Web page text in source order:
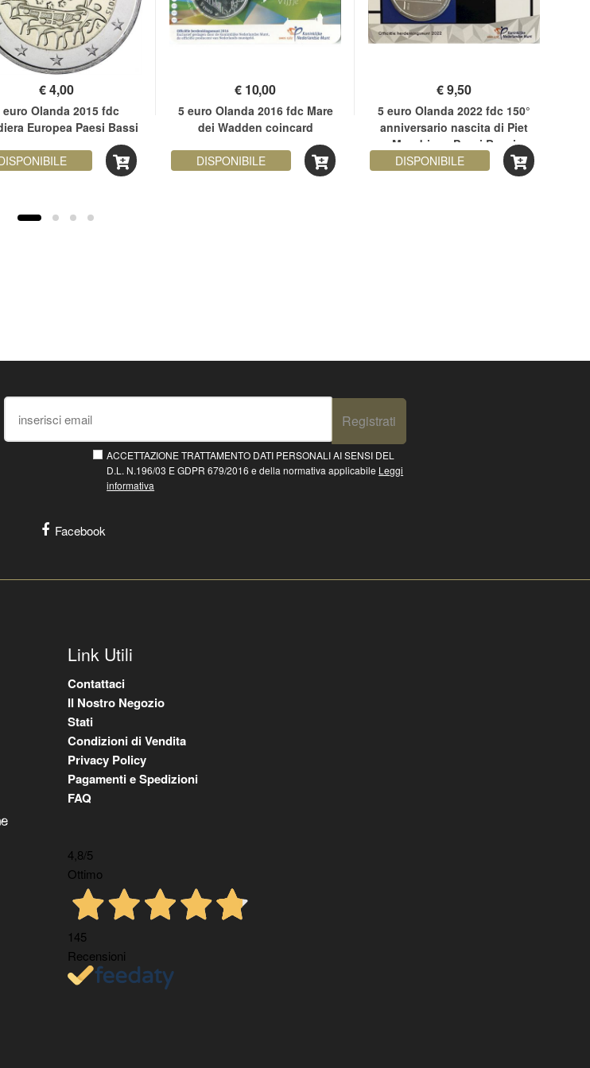
€4,00
euro Olanda 2015 fdc
Europea Paesi Bassi
€ 10,00
5 euro Olanda 2016 fdc Mare
dei Wadden coincard
DISPONIBILE
€9,50
5 euro Olanda 2022 fdc 150°
anniversario nascita di Piet
Mondriaan Paesi Bassi
DISPONIBILE
Registrati
ACCETTAZIONE TRATTAMENTO DATI PERSONALI AI SENSI DEL
D.L. N.196/03 E GDPR 679/2016 e della normativa applicabile Leggi
informativa
Facebook
Link Utili
Contattaci
Il Nostro Negozio
Stati
Condizioni di Vendita
Privacy Policy
Pagamenti e Spedizioni
FAQ
4,8/5
Ottimo
145
Recensioni